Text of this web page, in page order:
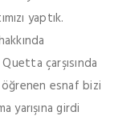
yaptık.
çarşısında
esnaf bizi
yarışına girdi